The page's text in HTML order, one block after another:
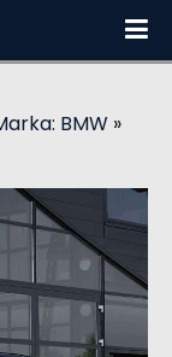
BMW »